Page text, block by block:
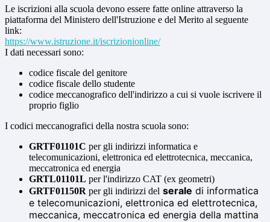
Le iscrizioni alla scuola devono essere fatte online attraverso la
piattaforma del Ministero dell'Istruzione e del Merito al seguente
link:
https://www.istruzione.it/iscrizionionline/
I dati necessari sono:
codice fiscale del genitore
codice fiscale dello studente
codice meccanografico dell'indirizzo a cui si vuole iscrivere il
proprio figlio
I codici meccanografici della nostra scuola sono:
GRTF01101C per gli indirizzi informatica e
telecomunicazioni, elettronica ed elettrotecnica, meccanica,
meccatronica ed energia
GRTL01101L per l'indirizzo CAT (ex geometri)
GRTF01150R per gli indirizzi del serale di informatica
e telecomunicazioni, elettronica ed elettrotecnica,
meccanica, meccatronica ed energia della mattina